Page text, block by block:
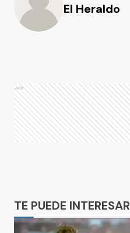
El Heraldo
Ads
TE PUEDE INTERESAR